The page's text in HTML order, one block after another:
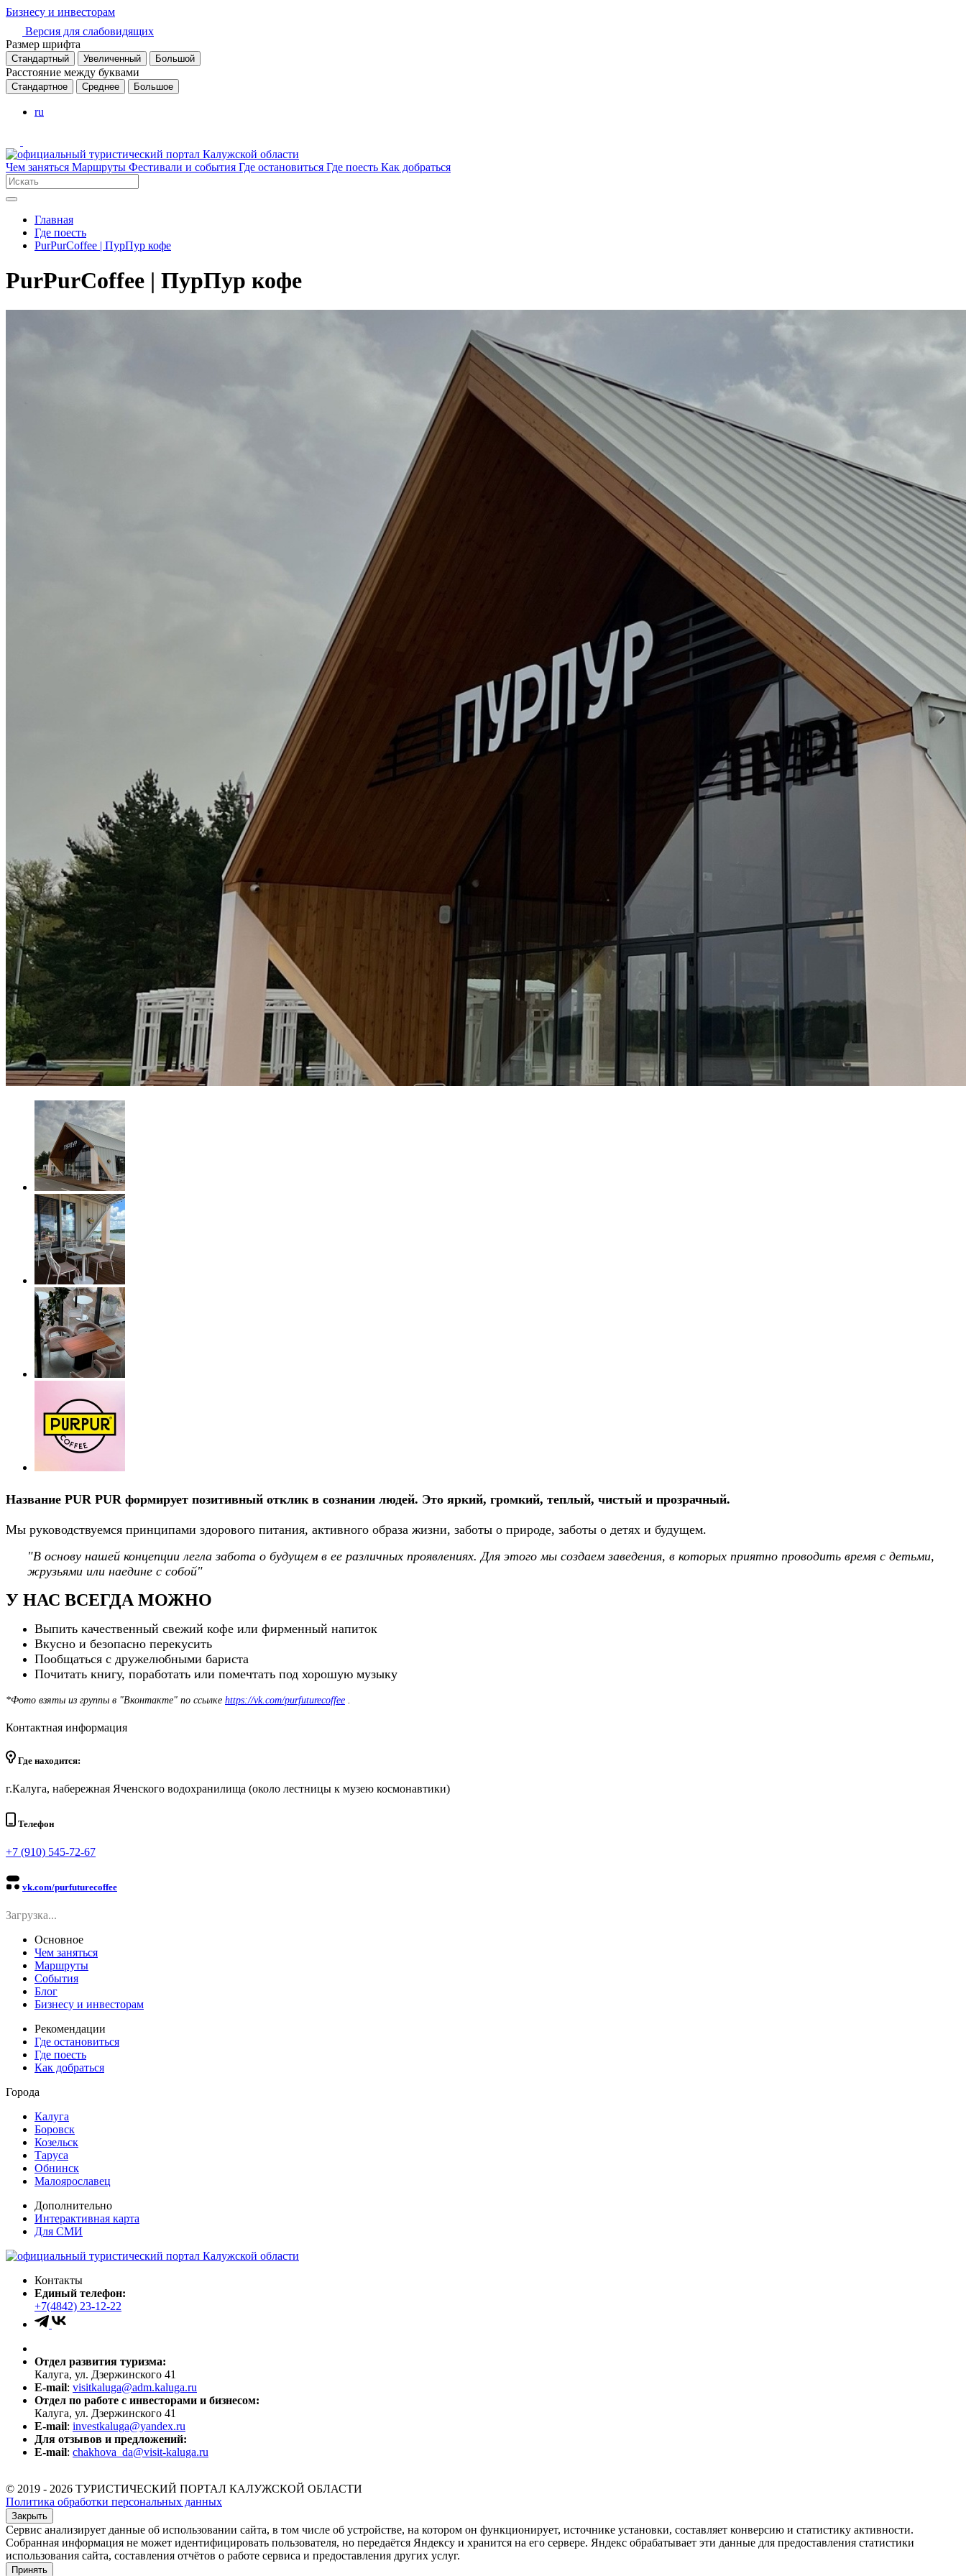
Бизнесу и инвесторам
Версия для слабовидящих
Размер шрифта
Стандартный Увеличенный Большой
Расстояние между буквами
Стандартное Среднее Большое
ru
Чем заняться Маршруты Фестивали и события Где остановиться Где поесть Как добраться
Главная
Где поесть
PurPurCoffee | ПурПур кофе
PurPurCoffee | ПурПур кофе
Название PUR PUR формирует позитивный отклик в сознании людей. Это яркий, громкий, теплый, чистый и прозрачный.
Мы руководствуемся принципами здорового питания, активного образа жизни, заботы о природе, заботы о детях и будущем.
"В основу нашей концепции легла забота о будущем в ее различных проявлениях. Для этого мы создаем заведения, в которых приятно проводить время с детьми,
жрузьями или наедине с собой"
У НАС ВСЕГДА МОЖНО
Выпить качественный свежий кофе или фирменный напиток
Вкусно и безопасно перекусить
Пообщаться с дружелюбными бариста
Почитать книгу, поработать или помечтать под хорошую музыку
*Фото взяты из группы в "Вконтакте" по ссылке https://vk.com/purfuturecoffee
Контактная информация
Где находится:
г.Калуга, набережная Яченского водохранилища (около лестницы к музею космонавтики)
Телефон
+7 (910) 545-72-67
vk.com/purfuturecoffee
Загрузка...
Основное
Чем заняться
Маршруты
События
Блог
Бизнесу и инвесторам
Рекомендации
Где остановиться
Где поесть
Как добраться
Города
Калуга
Боровск
Козельск
Таруса
Обнинск
Малоярославец
Дополнительно
Интерактивная карта
Для СМИ
Контакты
Единый телефон:
+7(4842) 23-12-22
Отдел развития туризма:
Калуга, ул. Дзержинского 41
E-mail: visitkaluga@adm.kaluga.ru
Отдел по работе с инвесторами и бизнесом:
Калуга, ул. Дзержинского 41
E-mail: investkaluga@yandex.ru
Для отзывов и предложений:
E-mail: chakhova_da@visit-kaluga.ru
© 2019 - 2026 ТУРИСТИЧЕСКИЙ ПОРТАЛ КАЛУЖСКОЙ ОБЛАСТИ
Политика обработки персональных данных
Закрыть
Сервис анализирует данные об использовании сайта, в том числе об устройстве, на котором он функционирует, источнике установки, составляет конверсию и статистику активности.
Собранная информация не может идентифицировать пользователя, но передаётся Яндексу и хранится на его сервере. Яндекс обрабатывает эти данные для предоставления статистики
использования сайта, составления отчётов о работе сервиса и предоставления других услуг.
Принять